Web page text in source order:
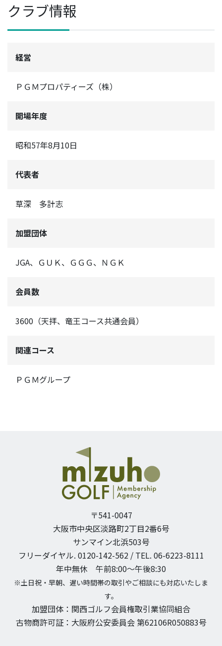
クラブ情報
経営
ＰＧＭプロパティーズ（株）
開場年度
昭和57年8月10日
代表者
草深 多計志
加盟団体
JGA、ＧＵＫ、ＧＧＧ、ＮＧＫ
会員数
3600（天拝、竜王コース共通会員）
関連コース
ＰＧＭグループ
〒541-0047
大阪市中央区淡路町2丁目2番6号
サンマイン北浜503号
フリーダイヤル. 0120-142-562 / TEL. 06-6223-8111
年中無休 午前8:00〜午後8:30
※土日祝・早朝、遅い時間帯の取引やご相談にも対応いたしま
す。
加盟団体：関西ゴルフ会員権取引業協同組合
古物商許可証：大阪府公安委員会 第62106R050883号